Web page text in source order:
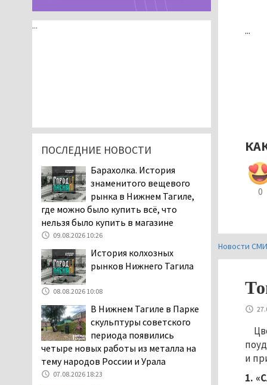
...
0
Новости
и
1.
...
ПОСЛЕДНИЕ НОВОСТИ
Барахолка. История
знаменитого вещевого
рынка в Нижнем Тагиле,
где можно было купить всё, что
нельзя было купить в магазине
09.08.2026 10:26
История колхозных
рынков Нижнего Тагила
08.08.2026 10:08
В Нижнем Тагиле в Парке
скульптуры советского
периода появились
четыре новых работы из металла на
тему народов России и Урала
07.08.2026 18:23